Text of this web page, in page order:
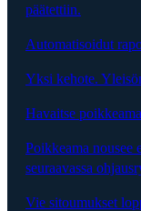
päätettiin.
Automatisoidut
Yksi kehote.
Havaitse
Poikkeama nousee
seuraavassa
Vie sitoumukset